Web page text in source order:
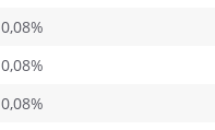
0,08%
0,08%
0,08%